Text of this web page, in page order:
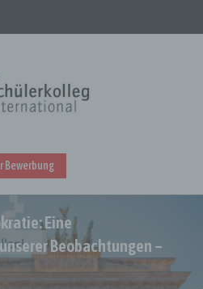
Bewerbung
Eine
Beobachtungen –